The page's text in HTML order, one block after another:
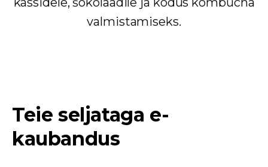
valmistamiseks.
Teie seljataga e-
kaubandus